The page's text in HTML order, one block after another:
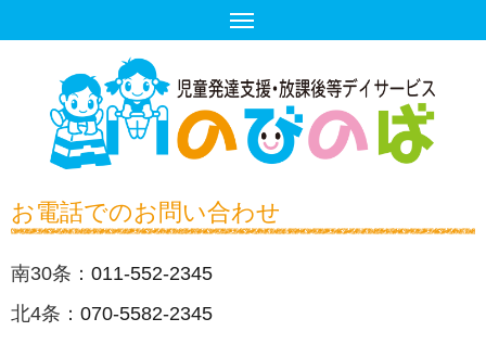
お電話でのお問い合わせ
南30条： 011-552-2345
北4条： 070-5582-2345